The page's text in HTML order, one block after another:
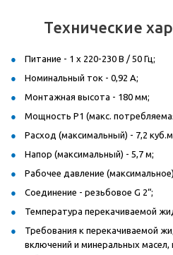
Технические
Питание - 1 x 220-230 В / 50 Гц;
Номинальный ток - 0,92 А;
Монтажная высота - 180 мм;
Мощность P1 (макс.
Расход (максимальный) - 7,2
Напор (максимальный) - 5,7 м;
Рабочее давление
Соединение - резьбовое G 2“;
Температура перекачиваемой
Требования к перекачиваемой
включений и минеральных масел,